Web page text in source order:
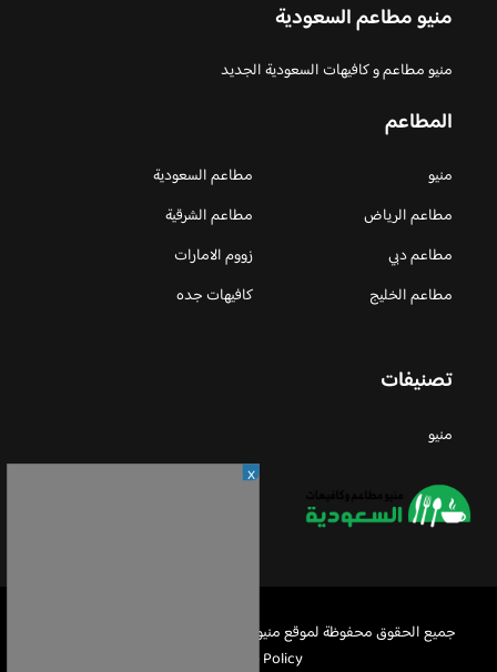
منيو مطاعم السعودية
منيو مطاعم و كافيهات السعودية الجديد
المطاعم
منيو
مطاعم السعودية
مطاعم الرياض
مطاعم الشرقية
مطاعم دبي
زووم الامارات
مطاعم الخليج
كافيهات جده
تصنيفات
منيو
جميع الحقوق محفوظة لموقع منيو مطاعم السعودية © 2026 -
Policy
X